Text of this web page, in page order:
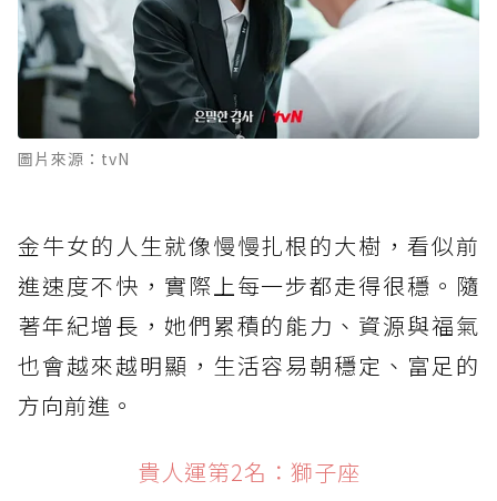
圖片來源：tvN
金牛女的人生就像慢慢扎根的大樹，看似前
進速度不快，實際上每一步都走得很穩。隨
著年紀增長，她們累積的能力、資源與福氣
也會越來越明顯，生活容易朝穩定、富足的
方向前進。
貴人運第2名：獅子座